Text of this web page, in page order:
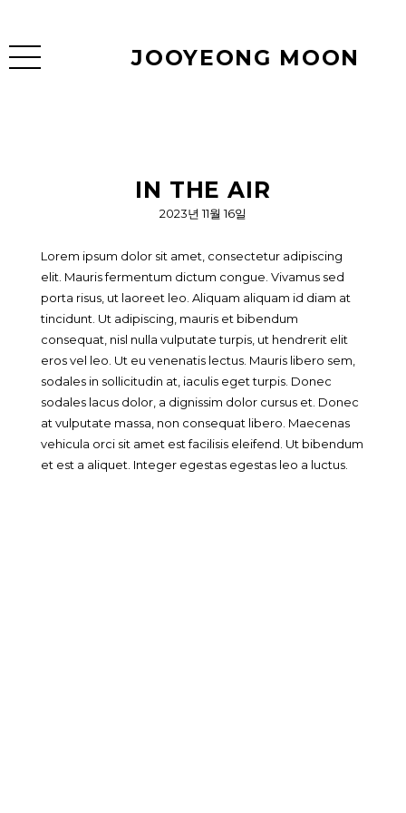
JOOYEONG MOON
IN THE AIR
2023년 11월 16일
Lorem ipsum dolor sit amet, consectetur adipiscing
elit. Mauris fermentum dictum congue. Vivamus sed
porta risus, ut laoreet leo. Aliquam aliquam id diam at
tincidunt. Ut adipiscing, mauris et bibendum
consequat, nisl nulla vulputate turpis, ut hendrerit elit
eros vel leo. Ut eu venenatis lectus. Mauris libero sem,
sodales in sollicitudin at, iaculis eget turpis. Donec
sodales lacus dolor, a dignissim dolor cursus et. Donec
at vulputate massa, non consequat libero. Maecenas
vehicula orci sit amet est facilisis eleifend. Ut bibendum
et est a aliquet. Integer egestas egestas leo a luctus.